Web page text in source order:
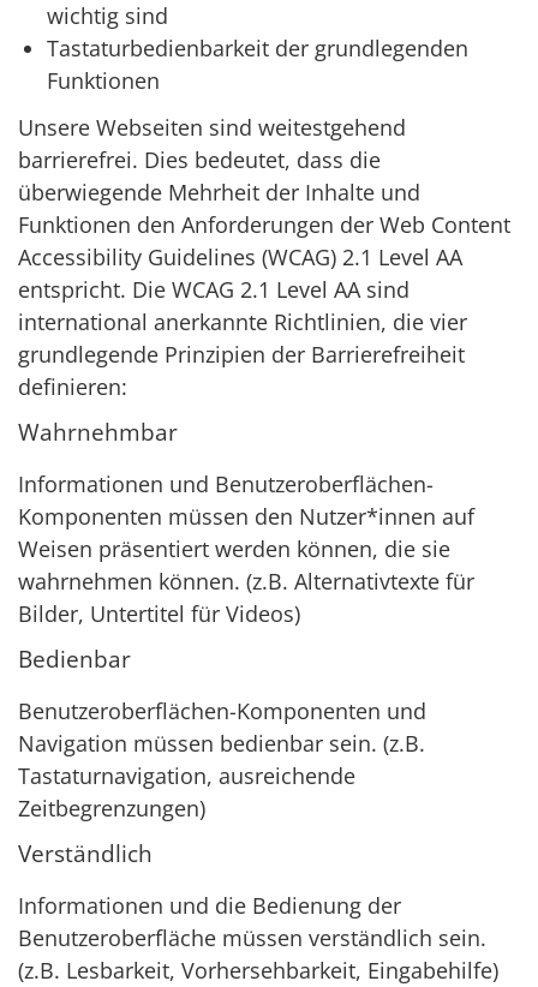
wichtig sind
Tastaturbedienbarkeit der grundlegenden
Funktionen
Unsere Webseiten sind weitestgehend
barrierefrei. Dies bedeutet, dass die
überwiegende Mehrheit der Inhalte und
Funktionen den Anforderungen der Web Content
Accessibility Guidelines (WCAG) 2.1 Level AA
entspricht. Die WCAG 2.1 Level AA sind
international anerkannte Richtlinien, die vier
grundlegende Prinzipien der Barrierefreiheit
definieren:
Wahrnehmbar
Informationen und Benutzeroberflächen-
Komponenten müssen den Nutzer*innen auf
Weisen präsentiert werden können, die sie
wahrnehmen können. (z.B. Alternativtexte für
Bilder, Untertitel für Videos)
Bedienbar
Benutzeroberflächen-Komponenten und
Navigation müssen bedienbar sein. (z.B.
Tastaturnavigation, ausreichende
Zeitbegrenzungen)
Verständlich
Informationen und die Bedienung der
Benutzeroberfläche müssen verständlich sein.
(z.B. Lesbarkeit, Vorhersehbarkeit, Eingabehilfe)